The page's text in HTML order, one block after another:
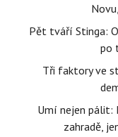
Pět tváří Stinga:
po
Tři faktory ve
Umí nejen pálit:
zahradě,